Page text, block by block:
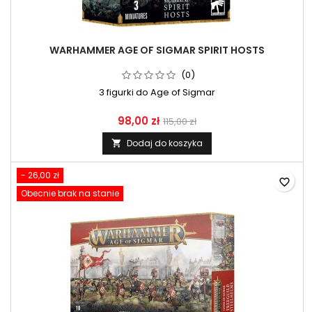
WARHAMMER AGE OF SIGMAR SPIRIT HOSTS
(0)
3 figurki do Age of Sigmar
98,00 zł 115,00 zł
 Dodaj do koszyka
- 26,00 zł
Obecnie brak na stanie
favorite_border